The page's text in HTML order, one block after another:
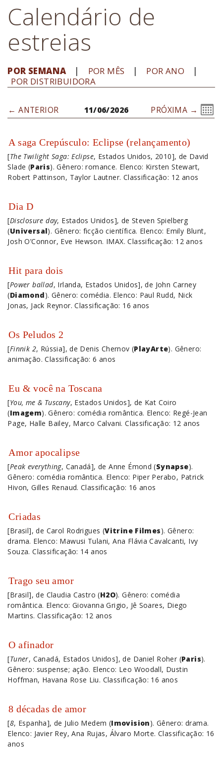
Calendário de
estreias
POR SEMANA POR MÊS
POR ANO
POR DISTRIBUIDORA
← ANTERIOR 11/06/2026 PRÓXIMA →
A saga Crepúsculo: Eclipse (relançamento)
[The Twilight Saga: Eclipse, Estados Unidos, 2010], de David
Slade (Paris). Gênero: romance. Elenco: Kirsten Stewart,
Robert Pattinson, Taylor Lautner. Classificação: 12 anos
Dia D
[Disclosure day, Estados Unidos], de Steven Spielberg
(Universal). Gênero: ficção científica. Elenco: Emily Blunt,
Josh O’Connor, Eve Hewson. IMAX. Classificação: 12 anos
Hit para dois
[Power ballad, Irlanda, Estados Unidos], de John Carney
(Diamond). Gênero: comédia. Elenco: Paul Rudd, Nick
Jonas, Jack Reynor. Classificação: 16 anos
Os Peludos 2
[Finnik 2, Rússia], de Denis Chernov (PlayArte). Gênero:
animação. Classificação: 6 anos
Eu & você na Toscana
[You, me & Tuscany, Estados Unidos], de Kat Coiro
(Imagem). Gênero: comédia romântica. Elenco: Regé-Jean
Page, Halle Bailey, Marco Calvani. Classificação: 12 anos
Amor apocalipse
[Peak everything, Canadá], de Anne Émond (Synapse).
Gênero: comédia romântica. Elenco: Piper Perabo, Patrick
Hivon, Gilles Renaud. Classificação: 16 anos
Criadas
[Brasil], de Carol Rodrigues (Vitrine Filmes). Gênero:
drama. Elenco: Mawusi Tulani, Ana Flávia Cavalcanti, Ivy
Souza. Classificação: 14 anos
Trago seu amor
[Brasil], de Claudia Castro (H2O). Gênero: comédia
romântica. Elenco: Giovanna Grigio, Jê Soares, Diego
Martins. Classificação: 12 anos
O afinador
[Tuner, Canadá, Estados Unidos], de Daniel Roher (Paris).
Gênero: suspense; ação. Elenco: Leo Woodall, Dustin
Hoffman, Havana Rose Liu. Classificação: 16 anos
8 décadas de amor
[8, Espanha], de Julio Medem (Imovision). Gênero: drama.
Elenco: Javier Rey, Ana Rujas, Álvaro Morte. Classificação: 16
anos